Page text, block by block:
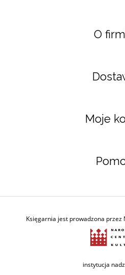
O
Moje
Księgarnia jest prowadzona
instytucja